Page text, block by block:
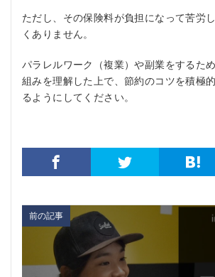
ただし、その保険料が負担になって苦労
くありません。
パラレルワーク（複業）や副業をするた
組みを理解した上で、節約のコツを積極
るようにしてください。
前の記事